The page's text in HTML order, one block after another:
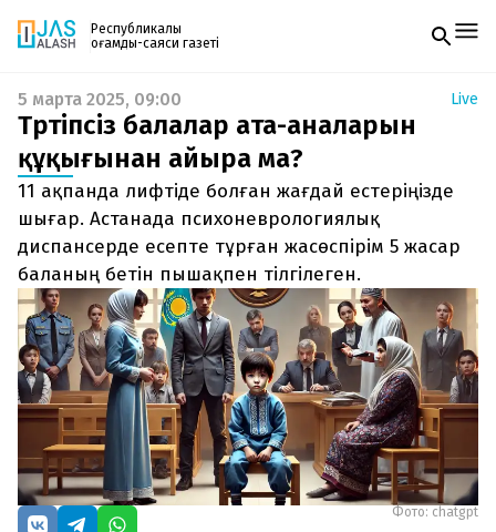
Республикалық
қоғамдық-саяси газеті
Жаңалықтар
Спорт
Live
Руханият
Аймақ
Архив
Заң және тәртіп
Редакциямен байланыс
+7 708 604 51 06
Жарнама бөлімі
+7 701 220 64 52
Пошта
zhasalash100@gmail.com
Газетке жазылу
PDF форматтағы газетті ай сайын электронды
поштаңызға алып отырыңыз. Жаңа нөмір
шыққан сәтте сізге бірден жіберіледі. Тек email
енгізіңіз, біз қалғанын өзіміз жібереміз.
5 марта 2025, 09:00 Live
Тәртіпсіз балалар ата-аналарын
құқығынан айыра ма?
11 ақпанда лифтіде болған жағдай естеріңізде
шығар. Астанада психоневрологиялық
диспансерде есепте тұрған жасөспірім 5 жасар
баланың бетін пышақпен тілгілеген.
Фото: chatgpt